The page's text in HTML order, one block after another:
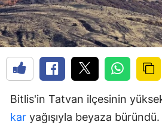
Bitlis'in Tatvan ilçesinin
kar yağışıyla beyaza